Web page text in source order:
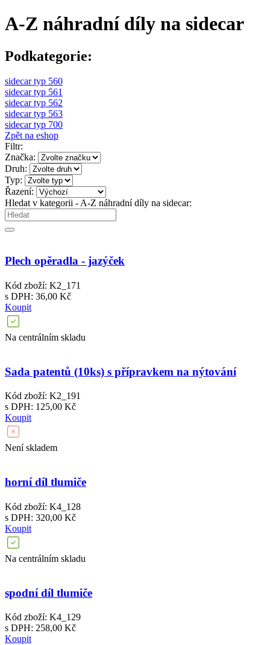
A-Z náhradní díly na sidecar
Podkategorie:
sidecar typ 560
sidecar typ 561
sidecar typ 562
sidecar typ 563
sidecar typ 700
Zpět na eshop
Filtr:
Značka:
Druh:
Typ:
Řazení:
Hledat v kategorii - A-Z náhradní díly na sidecar:
Plech opěradla - jazýček
Kód zboží: K2_171
s DPH: 36,00 Kč
Koupit
Na centrálním skladu
Sada patentů (10ks) s přípravkem na nýtování
Kód zboží: K2_191
s DPH: 125,00 Kč
Koupit
Není skladem
horní díl tlumiče
Kód zboží: K4_128
s DPH: 320,00 Kč
Koupit
Na centrálním skladu
spodní díl tlumiče
Kód zboží: K4_129
s DPH: 258,00 Kč
Koupit